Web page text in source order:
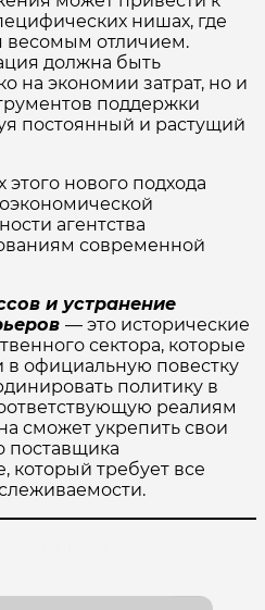
нишах, где
весомым отличием.
должна быть
на экономии затрат, но и
поддержки
постоянный и растущий
нового подхода
агентства
современной
и устранение
— это исторические
сектора, которые
в официальную повестку
политику в
реалиям
сможет укрепить свои
поставщика
который требует все